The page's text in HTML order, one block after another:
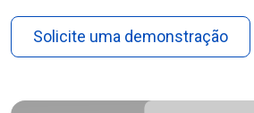
Solicite uma demonstração